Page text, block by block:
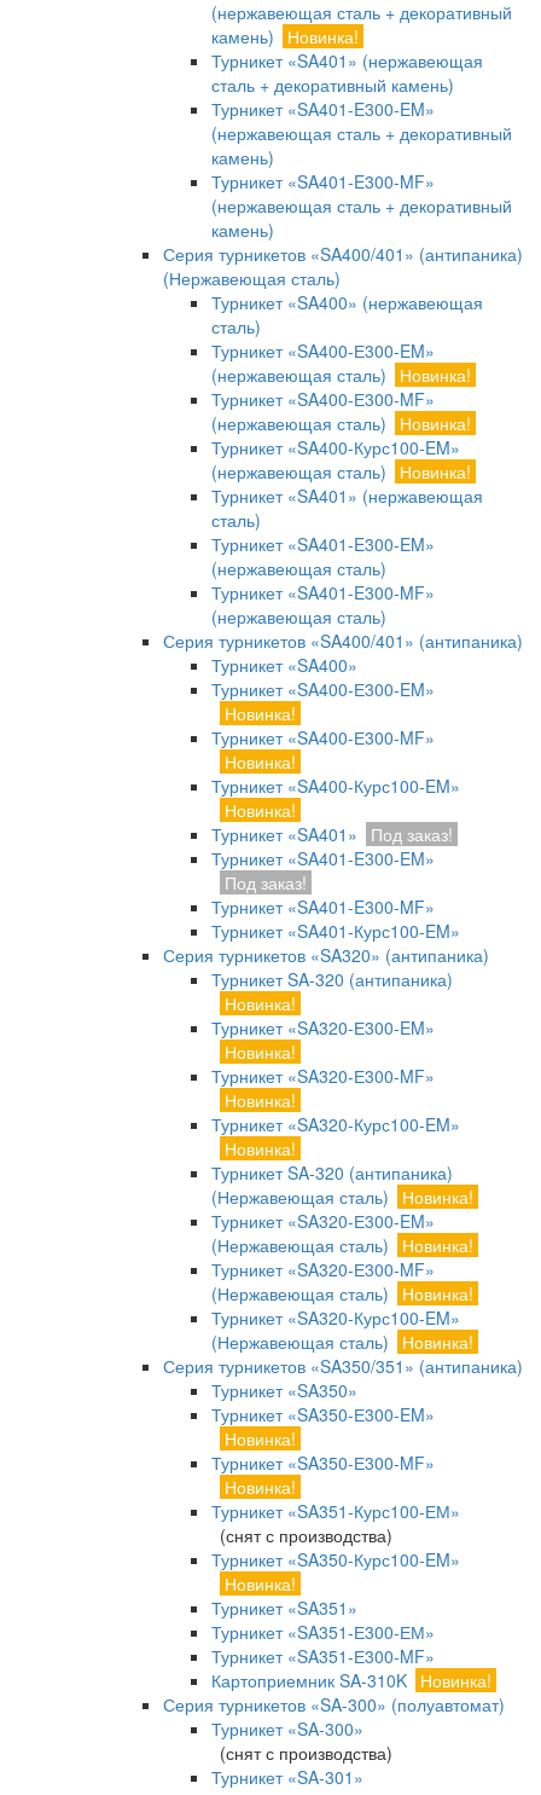
(нержавеющая сталь + декоративный
камень)
Новинка!
Турникет «SA401» (нержавеющая
сталь + декоративный камень)
Турникет «SA401-E300-EM»
(нержавеющая сталь + декоративный
камень)
Турникет «SA401-E300-MF»
(нержавеющая сталь + декоративный
камень)
Серия турникетов «SA400/401» (антипаника)
(Нержавеющая сталь)
Турникет «SA400» (нержавеющая
сталь)
Турникет «SA400-Е300-EM»
(нержавеющая сталь)
Новинка!
Турникет «SA400-Е300-MF»
(нержавеющая сталь)
Новинка!
Турникет «SA400-Курс100-EM»
(нержавеющая сталь)
Новинка!
Турникет «SA401» (нержавеющая
сталь)
Турникет «SA401-E300-EM»
(нержавеющая сталь)
Турникет «SA401-E300-MF»
(нержавеющая сталь)
Серия турникетов «SA400/401» (антипаника)
Турникет «SA400»
Турникет «SA400-Е300-EM»
Новинка!
Турникет «SA400-Е300-MF»
Новинка!
Турникет «SA400-Курс100-EM»
Новинка!
Турникет «SA401»
Под заказ!
Турникет «SA401-E300-EM»
Под заказ!
Турникет «SA401-E300-MF»
Турникет «SA401-Курс100-EM»
Серия турникетов «SA320» (антипаника)
Турникет SA-320 (антипаника)
Новинка!
Турникет «SA320-Е300-EM»
Новинка!
Турникет «SA320-Е300-MF»
Новинка!
Турникет «SA320-Курс100-EM»
Новинка!
Турникет SA-320 (антипаника)
(Нержавеющая сталь)
Новинка!
Турникет «SA320-Е300-EM»
(Нержавеющая сталь)
Новинка!
Турникет «SA320-Е300-MF»
(Нержавеющая сталь)
Новинка!
Турникет «SA320-Курс100-EM»
(Нержавеющая сталь)
Новинка!
Серия турникетов «SA350/351» (антипаника)
Турникет «SA350»
Турникет «SA350-Е300-EM»
Новинка!
Турникет «SA350-Е300-MF»
Новинка!
Турникет «SA351-Курс100-ЕМ»
(снят с производства)
Турникет «SA350-Курс100-EM»
Новинка!
Турникет «SA351»
Турникет «SA351-Е300-ЕМ»
Турникет «SA351-Е300-MF»
Картоприемник SA-310K Новинка!
Серия турникетов «SA-300» (полуавтомат)
Турникет «SA-300»
(снят с производства)
Турникет «SA-301»